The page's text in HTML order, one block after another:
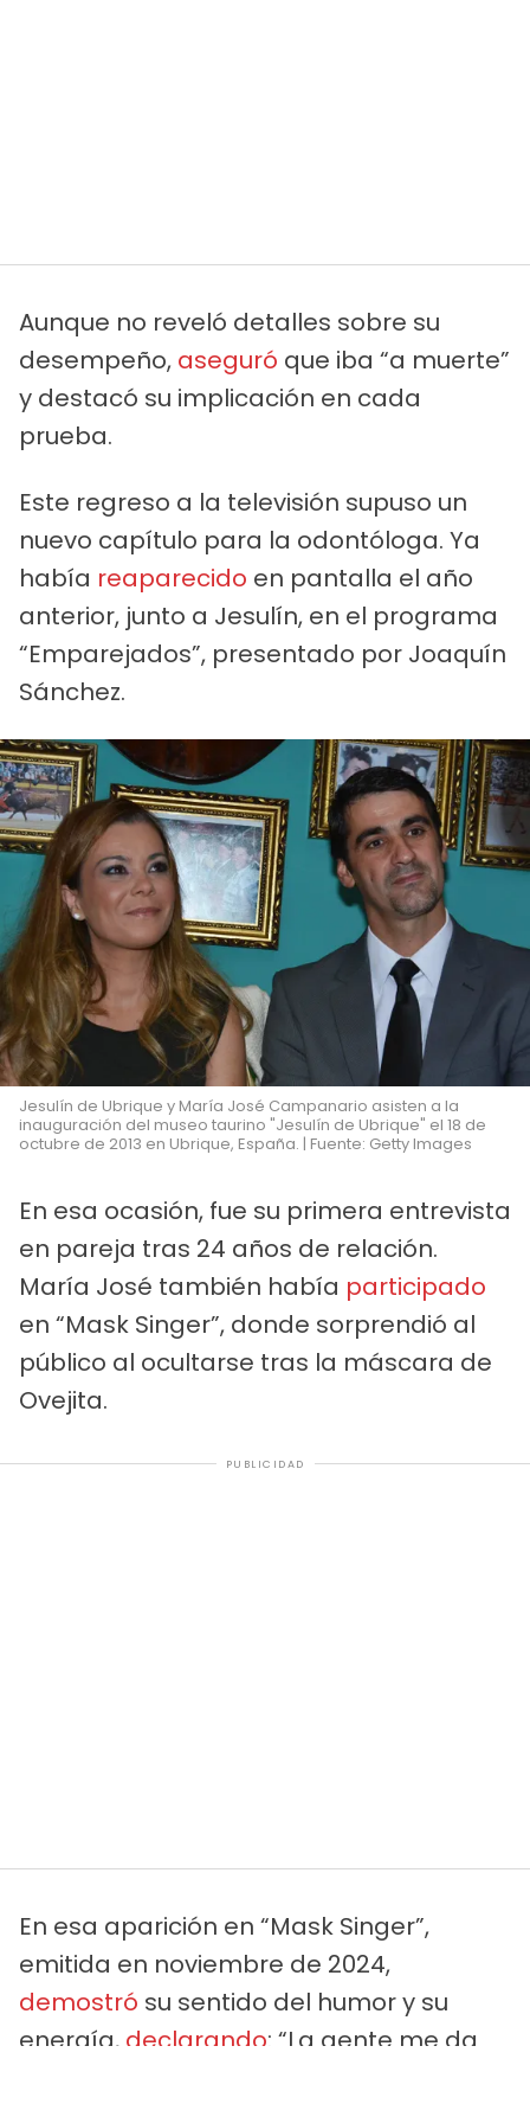
Aunque no reveló detalles sobre su
desempeño, aseguró que iba “a muerte”
y destacó su implicación en cada
prueba.
Este regreso a la televisión supuso un
nuevo capítulo para la odontóloga. Ya
había reaparecido en pantalla el año
anterior, junto a Jesulín, en el programa
“Emparejados”, presentado por Joaquín
Sánchez.
Jesulín de Ubrique y María José Campanario asisten a la
inauguración del museo taurino "Jesulín de Ubrique" el 18 de
octubre de 2013 en Ubrique, España. | Fuente: Getty Images
En esa ocasión, fue su primera entrevista
en pareja tras 24 años de relación.
María José también había participado
en “Mask Singer”, donde sorprendió al
público al ocultarse tras la máscara de
Ovejita.
PUBLICIDAD
En esa aparición en “Mask Singer”,
emitida en noviembre de 2024,
demostró su sentido del humor y su
energía, declarando: “La gente me da